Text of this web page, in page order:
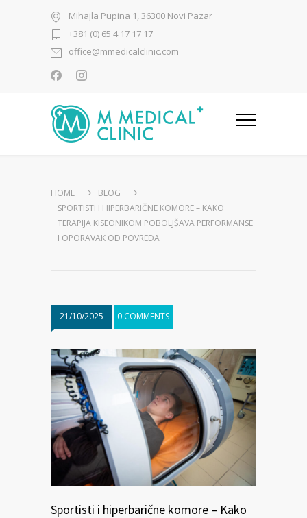
Mihajla Pupina 1, 36300 Novi Pazar
+381 (0) 65 4 17 17 17
office@mmedicalclinic.com
HOME
BLOG
SPORTISTI I HIPERBARIČNE KOMORE – KAKO
TERAPIJA KISEONIKOM POBOLJŠAVA PERFORMANSE
I OPORAVAK OD POVREDA
21/10/2025 0 COMMENTS
Sportisti i hiperbarične komore – Kako